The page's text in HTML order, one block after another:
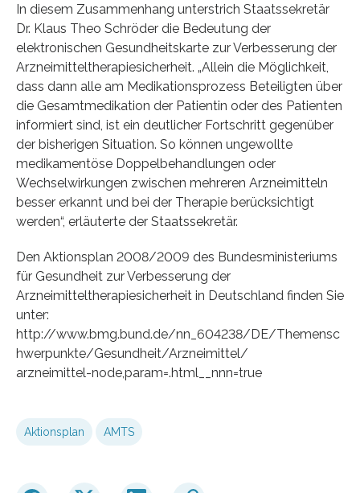
In diesem Zusammenhang unterstrich Staatssekretär
Dr. Klaus Theo Schröder die Bedeutung der
elektronischen Gesundheitskarte zur Verbesserung der
Arzneimitteltherapiesicherheit. „Allein die Möglichkeit,
dass dann alle am Medikationsprozess Beteiligten über
die Gesamtmedikation der Patientin oder des Patienten
informiert sind, ist ein deutlicher Fortschritt gegenüber
der bisherigen Situation. So können ungewollte
medikamentöse Doppelbehandlungen oder
Wechselwirkungen zwischen mehreren Arzneimitteln
besser erkannt und bei der Therapie berücksichtigt
werden“, erläuterte der Staatssekretär.
Den Aktionsplan 2008/2009 des Bundesministeriums
für Gesundheit zur Verbesserung der
Arzneimitteltherapiesicherheit in Deutschland finden Sie
unter:
http://www.bmg.bund.de/nn_604238/DE/Themensc
hwerpunkte/Gesundheit/Arzneimittel/
arzneimittel-node,param=.html__nnn=true
Aktionsplan AMTS